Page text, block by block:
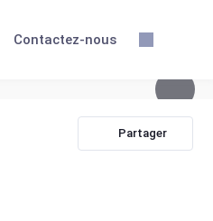
Contactez-nous
Partager